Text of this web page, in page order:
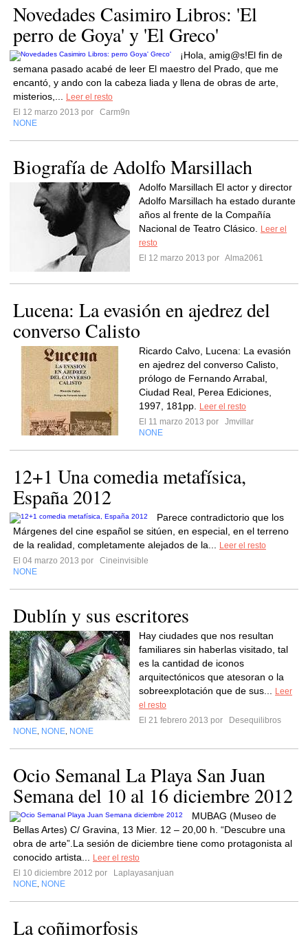
Novedades Casimiro Libros: 'El
perro de Goya' y 'El Greco'
¡Hola, amig@s!El fin de
semana pasado acabé de leer El maestro del Prado, que me
encantó, y ando con la cabeza liada y llena de obras de arte,
misterios,...
Leer el resto
El 12 marzo 2013 por
Carm9n
NONE
Biografía de Adolfo Marsillach
Adolfo Marsillach El actor y director
Adolfo Marsillach ha estado durante
años al frente de la Compañía
Nacional de Teatro Clásico.
Leer el
resto
El 12 marzo 2013 por Alma2061
Lucena: La evasión en ajedrez del
converso Calisto
Ricardo Calvo, Lucena: La evasión
en ajedrez del converso Calisto,
prólogo de Fernando Arrabal,
Ciudad Real, Perea Ediciones,
1997, 181pp.
Leer el resto
El 11 marzo 2013 por
Jmvillar
NONE
12+1 Una comedia metafísica,
España 2012
Parece contradictorio que los
Márgenes del cine español se sitúen, en especial, en el terreno
de la realidad, completamente alejados de la...
Leer el resto
El 04 marzo 2013 por
Cineinvisible
NONE
Dublín y sus escritores
Hay ciudades que nos resultan
familiares sin haberlas visitado, tal
es la cantidad de iconos
arquitectónicos que atesoran o la
sobreexplotación que de sus...
Leer
el resto
El 21 febrero 2013 por
Desequilibros
NONE NONE NONE
Ocio Semanal La Playa San Juan
Semana del 10 al 16 diciembre 2012
MUBAG (Museo de
Bellas Artes) C/ Gravina, 13 Mier. 12 – 20,00 h. “Descubre una
obra de arte”.La sesión de diciembre tiene como protagonista al
conocido artista...
Leer el resto
El 10 diciembre 2012 por
Laplayasanjuan
NONE NONE
La coñimorfosis